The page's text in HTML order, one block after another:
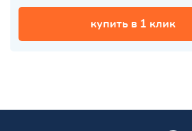
купить в 1 клик